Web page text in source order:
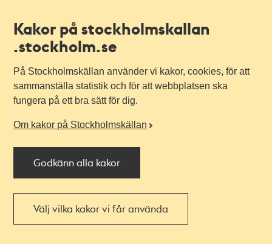
Kakor på stockholmskallan
.stockholm.se
På Stockholmskällan använder vi kakor, cookies, för att
sammanställa statistik och för att webbplatsen ska
fungera på ett bra sätt för dig.
Om kakor på Stockholmskällan
Godkänn alla kakor
Välj vilka kakor vi får använda